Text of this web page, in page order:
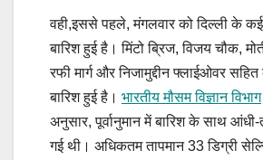
वही,इससे पहले, मंगलवार को दिल्ली के कई
बारिश हुई है। मिंटो ब्रिज, विजय चौक,
रफी मार्ग और निजामुद्दीन फ्लाईओवर
बारिश हुई है। भारतीय मौसम विज्ञान विभाग
अनुसार, पूर्वानुमान में बारिश के साथ
गई थी। अधिकतम तापमान 33 डिग्री